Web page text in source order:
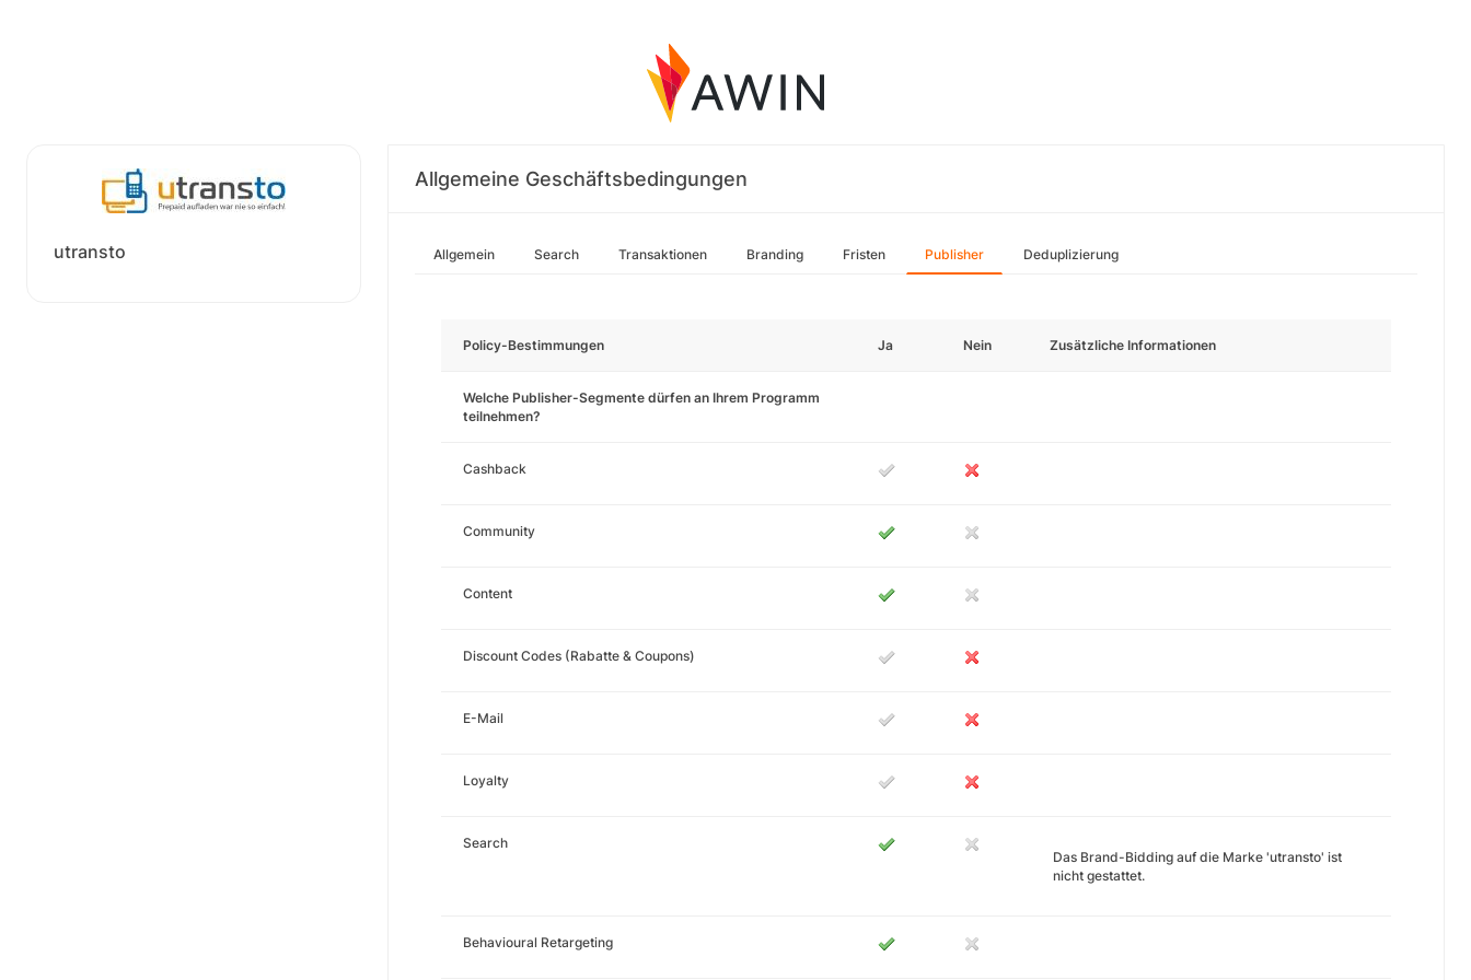
utransto
Allgemeine Geschäftsbedingungen
Allgemein Search Transaktionen Branding Fristen Publisher Deduplizierung
Policy-Bestimmungen Ja Nein Zusätzliche Informationen
Welche Publisher-Segmente dürfen an Ihrem Programm
teilnehmen?
Cashback
Community
Content
Discount Codes (Rabatte & Coupons)
E-Mail
Loyalty
Search
Das Brand-Bidding auf die Marke 'utransto' ist
nicht gestattet.
Behavioural Retargeting